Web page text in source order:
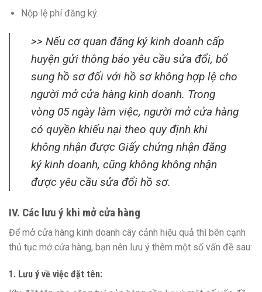
Nộp lệ phí đăng ký.
>> Nếu cơ quan đăng ký kinh doanh cấp
huyện gửi thông báo yêu cầu sửa đổi, bổ
sung hồ sơ đối với hồ sơ không hợp lệ cho
người mở cửa hàng kinh doanh. Trong
vòng 05 ngày làm việc, người mở cửa hàng
có quyền khiếu nại theo quy định khi
không nhận được Giấy chứng nhận đăng
ký kinh doanh, cũng không không nhận
được yêu cầu sửa đổi hồ sơ.
IV. Các lưu ý khi mở cửa hàng
Để mở cửa hàng kinh doanh cây cảnh hiệu quả thì bên cạnh
thủ tục mở cửa hàng, bạn nên lưu ý thêm một số vấn đề sau:
1. Lưu ý về việc đặt tên: